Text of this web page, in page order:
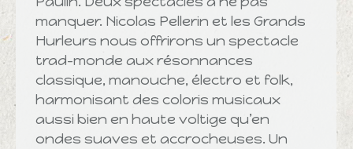
manquer. Nicolas Pellerin et les Grands
Hurleurs nous offrirons un spectacle
trad-monde aux résonnances
classique, manouche, électro et folk,
harmonisant des coloris musicaux
aussi bien en haute voltige qu’en
ondes suaves et accrocheuses. Un